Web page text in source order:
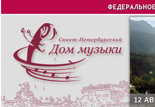
Jump to navigation
12